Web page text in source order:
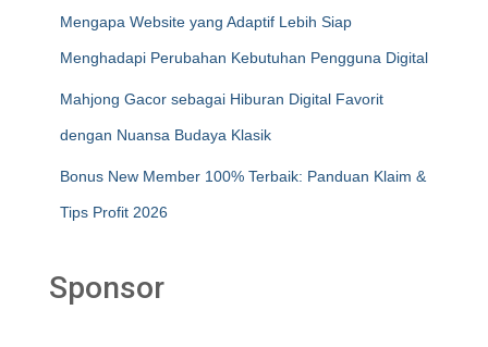
Mengapa Website yang Adaptif Lebih Siap
Menghadapi Perubahan Kebutuhan Pengguna Digital
Mahjong Gacor sebagai Hiburan Digital Favorit
dengan Nuansa Budaya Klasik
Bonus New Member 100% Terbaik: Panduan Klaim &
Tips Profit 2026
Sponsor